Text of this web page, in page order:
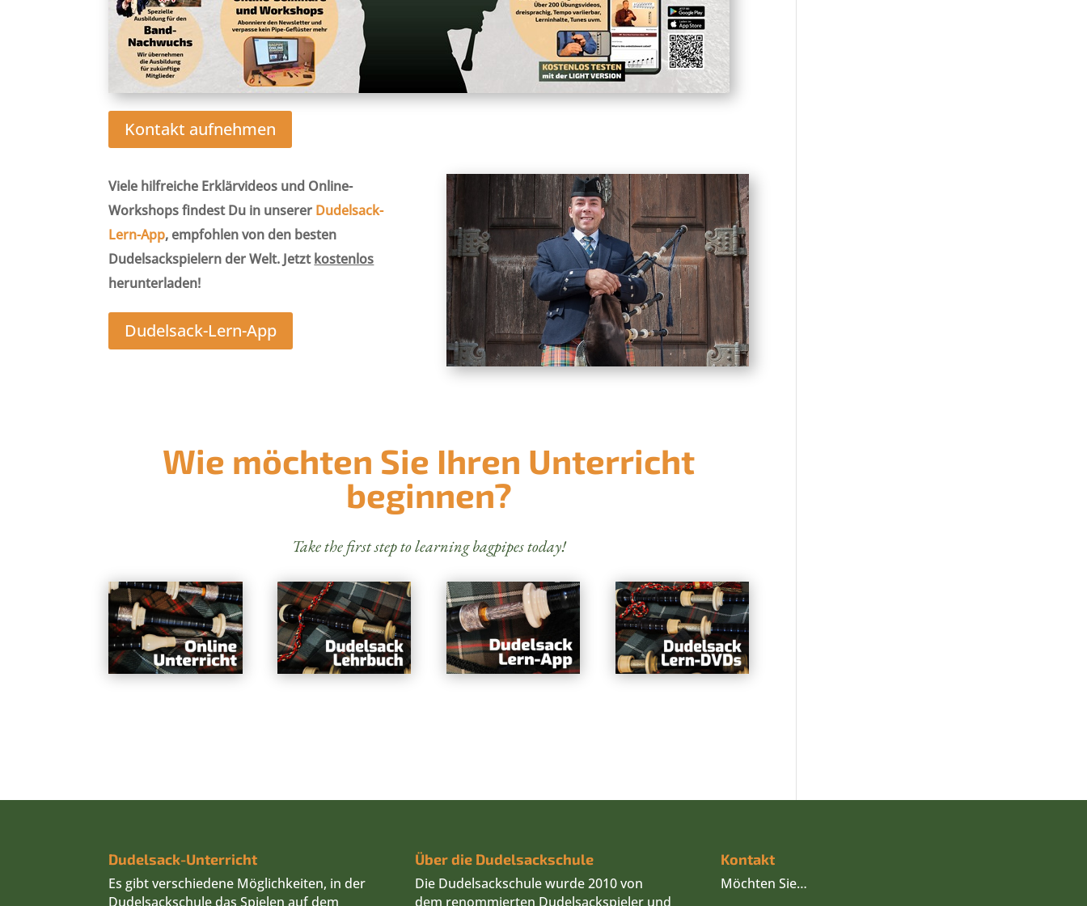
Kontakt aufnehmen
Viele hilfreiche Erklärvideos und Online-
Workshops findest Du in unserer Dudelsack-
Lern-App, empfohlen von den besten
Dudelsackspielern der Welt. Jetztkostenlos
herunterladen!
Dudelsack-Lern-App
Wie möchten Sie Ihren Unterricht
beginnen?
Take the first step to learning bagpipes today!
Dudelsack-Unterricht
Es gibt verschiedene Möglichkeiten, in der
Dudelsackschule das Spielen auf dem
Über die Dudelsackschule
Die Dudelsackschule wurde 2010 von
dem renommierten Dudelsackspieler und
Kontakt
Möchten Sie…